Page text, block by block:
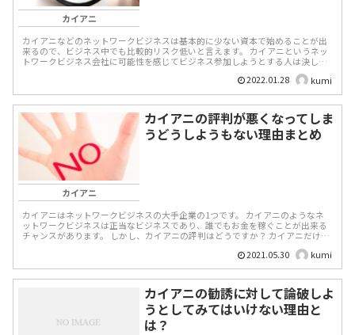
カイアニ
カイアニなどのネットワークビジネスは基本的に少ない資本で始めることが出
来るので、ビジネス中でも比較的リスク低いと言えます。 カイアニというネッ
トワークビジネス会社に可能性を感じてビジネス参加しようとする人は決して
2022.01.28 kumi
カイアニ
カイアニの評判が悪くなってしま
うどうしようもない理由まとめ
カイアニはネットワークビジネスの大手企業の1つです。 カイアニのようなネ
ットワークビジネスは正当なビジネスであり、誰でもお金を稼ぐことが出来る
チャンスがあります。 しかし、カイアニの評判はどうですか？ カイアニだけで
2021.05.30 kumi
カイアニの勧誘に対して論破しよ
うとしてみてはいけない理由と
は？